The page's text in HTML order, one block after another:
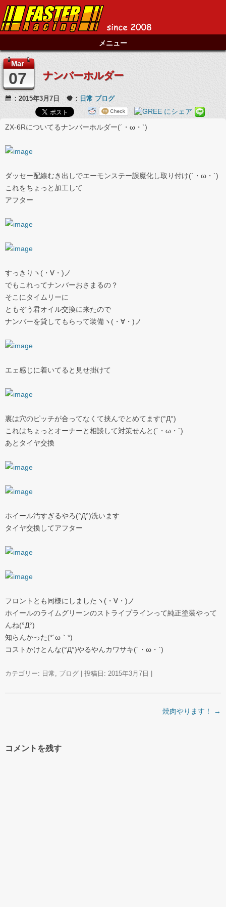
メニュー
Mar
07 ナンバーホルダー
：2015年3月7日 ： 日常 ブログ
ZX-6Rについてるナンバーホルダー(´・ω・`)
ダッセー配線むき出しでエーモンステー誤魔化し取り付け(´・ω・`)
これをちょっと加工して
アフター
すっきりヽ(・∀・)ノ
でもこれってナンバーおさまるの？
そこにタイムリーに
ともぞう君オイル交換に来たので
ナンバーを貸してもらって装備ヽ(・∀・)ノ
エェ感じに着いてると見せ掛けて
裏は穴のピッチが合ってなくて挟んでとめてます(°Д°)
これはちょっとオーナーと相談して対策せんと(´・ω・`)
あとタイヤ交換
ホイール汚すぎるやろ(°Д°)洗います
タイヤ交換してアフター
フロントとも同様にしましたヽ(・∀・)ノ
ホイールのライムグリーンのストライプラインって純正塗装やって
んね(°Д°)
知らんかった(*´ω｀*)
コストかけとんな(°Д°)やるやんカワサキ(´・ω・`)
カテゴリー: 日常 ブログ| 投稿日: 2015年3月7日
焼肉やります！ →
コメントを残す